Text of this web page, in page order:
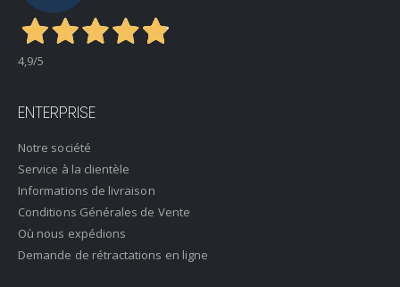
4,9/5
ENTERPRISE
Notre société
Service à la clientèle
Informations de livraison
Conditions Générales de Vente
Où nous expédions
Demande de rétractations en ligne